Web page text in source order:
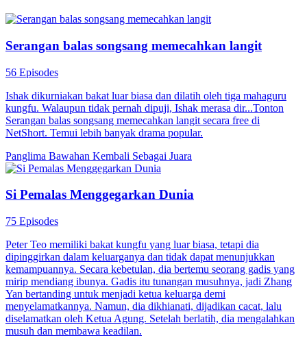
Serangan balas songsang memecahkan langit
56 Episodes
Ishak dikurniakan bakat luar biasa dan dilatih oleh tiga mahaguru
kungfu. Walaupun tidak pernah dipuji, Ishak merasa dir...Tonton
Serangan balas songsang memecahkan langit secara free di
NetShort. Temui lebih banyak drama popular.
Panglima Bawahan Kembali Sebagai Juara
Si Pemalas Menggegarkan Dunia
75 Episodes
Peter Teo memiliki bakat kungfu yang luar biasa, tetapi dia
dipinggirkan dalam keluarganya dan tidak dapat menunjukkan
kemampuannya. Secara kebetulan, dia bertemu seorang gadis yang
mirip mendiang ibunya. Gadis itu tunangan musuhnya, jadi Zhang
Yan bertanding untuk menjadi ketua keluarga demi
menyelamatkannya. Namun, dia dikhianati, dijadikan cacat, lalu
diselamatkan oleh Ketua Agung. Setelah berlatih, dia mengalahkan
musuh dan membawa keadilan.